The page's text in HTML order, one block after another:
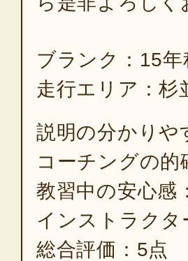
ブランク：15年
走行エリア：杉
説明の分かりや
コーチングの的
教習中の安心感
インストラクタ
総合評価：5点